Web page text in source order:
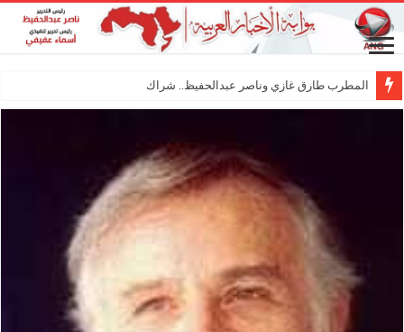
المطرب طارق غازي وناصر عبدالحفيظ.. شراكة فنية ترسم